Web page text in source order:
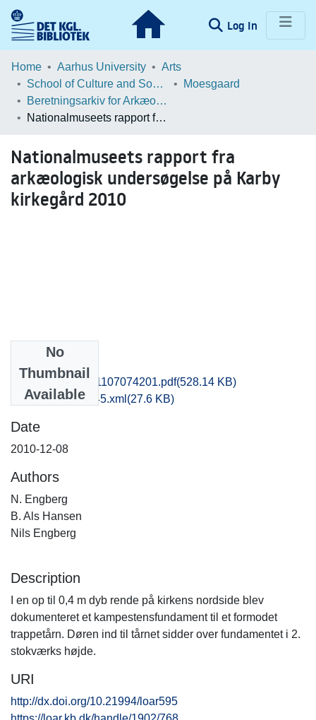
Log In (current)
Communities & Collections
Statistics
Home Aarhus University
Arts
School of Culture and Society
Moesgaard
Beretningsarkiv for Arkæologiske Undersøgelser
Nationalmuseets rapport fra arkæologisk undersøgelse på Karby kirkegård 2010
Nationalmuseets rapport fra
arkæologisk undersøgelse på Karby
kirkegård 2010
No
Thumbnail
Available
nat1kiha_20161107074201.pdf(528.14 KB)
recordxml_item_45.xml (27.6 KB)
Date
2010-12-08
Authors
N. Engberg
B. Als Hansen
Nils Engberg
Description
I en op til 0,4 m dyb rende på kirkens nordside blev
dokumenteret et kampestensfundament til et formodet
trappetårn. Døren ind til tårnet sidder over fundamentet i 2.
stokværks højde.
URI
http://dx.doi.org/10.21994/loar595